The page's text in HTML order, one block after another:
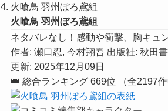
火喰鳥 羽州ぼろ鳶組
火喰鳥 羽州ぼろ鳶組
ネタバレなし！感動や衝撃、胸キュ
作者: 瀬口忍, 今村翔吾 出版社: 秋田
更新: 2025年12月09日
👑 総合ランキング 669位 （全2197作